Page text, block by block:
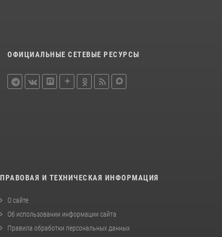
ОФИЦИАЛЬНЫЕ СЕТЕВЫЕ РЕСУРСЫ
ПРАВОВАЯ И ТЕХНИЧЕСКАЯ ИНФОРМАЦИЯ
О сайте
Об использовании информации сайта
Правила обработки персональных данных